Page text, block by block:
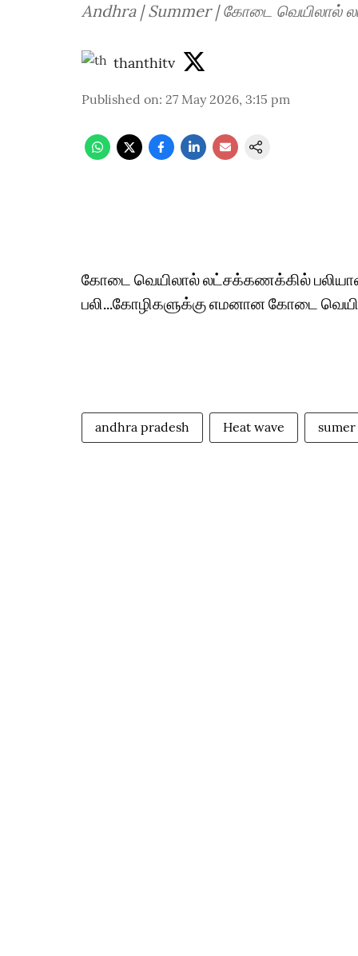
Andhra | Summer | கோடை வெயிலால்
thanthitv
Published on: 27 May 2026, 3:15 pm
கோடை வெயிலால் லட்சக்கணக்கில்
பலி...கோழிகளுக்கு எமனான கோடை
andhra pradesh Heat wave sumer